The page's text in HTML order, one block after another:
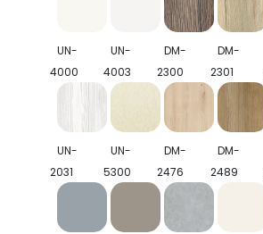
UN-
4000
UN-
4003
DM-
2300
DM-
2301
UN-
2031
UN-
5300
DM-
2476
DM-
2489